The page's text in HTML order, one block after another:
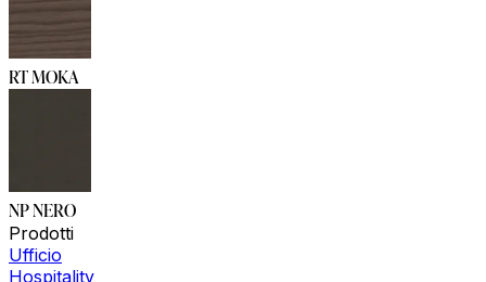
RT MOKA
NP NERO
Prodotti
Ufficio
Hospitality